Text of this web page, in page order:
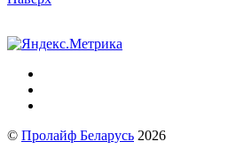
© Пролайф Беларусь 2026